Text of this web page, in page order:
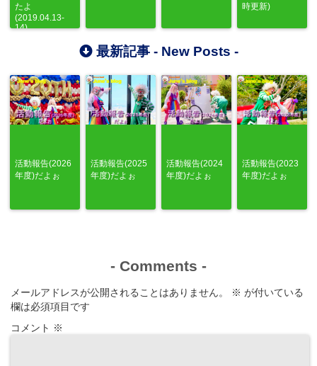
たよ
(2019.04.13-
14)
時更新)
最新記事 - New Posts -
活動報告(2026
年度)だよぉ
活動報告(2025
年度)だよぉ
活動報告(2024
年度)だよぉ
活動報告(2023
年度)だよぉ
- Comments -
メールアドレスが公開されることはありません。 ※ が付いている
欄は必須項目です
コメント ※